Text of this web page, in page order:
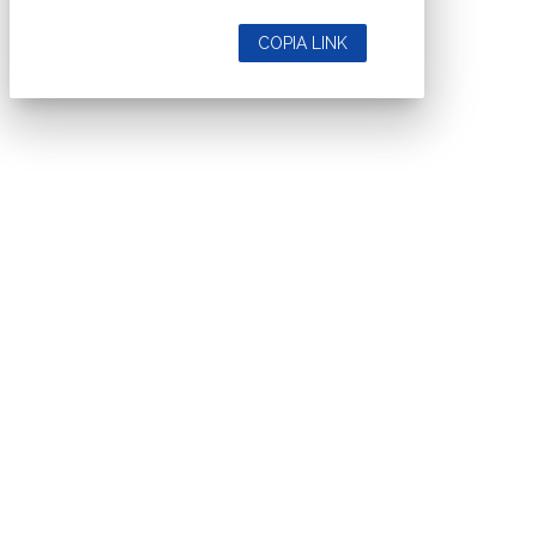
COPIA LINK